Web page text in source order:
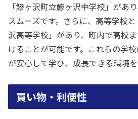
「鰺ヶ沢町立鰺ヶ沢中学校」があ
スムーズです。さらに、高等学校
沢高等学校」があり、町内で高校
けることが可能です。これらの学
が安心して学び、成長できる環境を
買い物・利便性